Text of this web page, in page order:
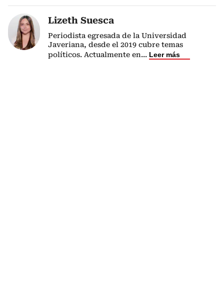
Lizeth Suesca
Periodista egresada de la Universidad
Javeriana, desde el 2019 cubre temas
políticos. Actualmente en... Leer más